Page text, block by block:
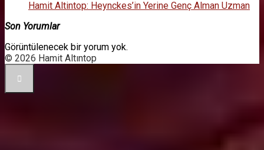
Hamit Altintop: Heynckes’in Yerine Genç Alman Uzman
Son Yorumlar
Görüntülenecek bir yorum yok.
© 2026 Hamit Altıntop